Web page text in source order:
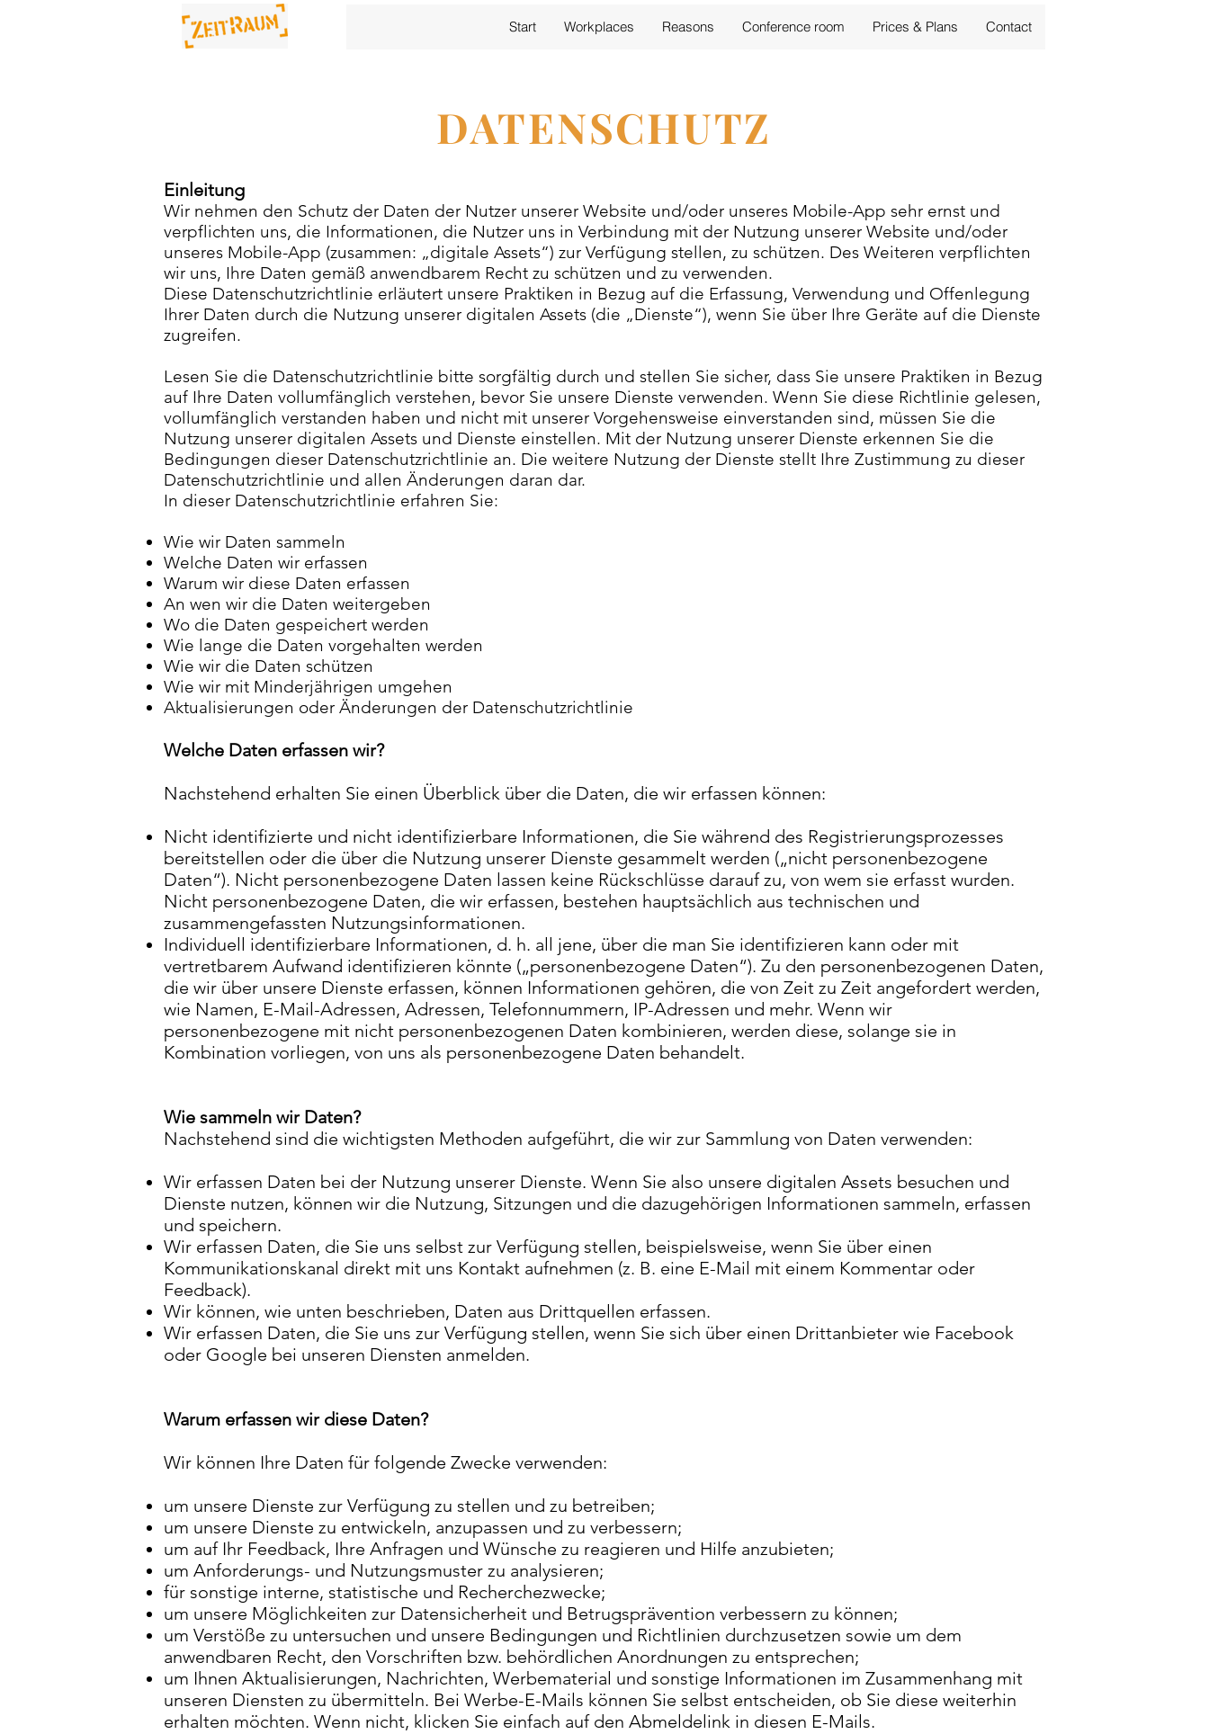
Start Workplaces Reasons Conference room Prices & Plans Contact
DATENSCHUTZ
Einleitung
Wir nehmen den Schutz der Daten der Nutzer unserer Website und/oder unseres Mobile-App sehr ernst und
verpflichten uns, die Informationen, die Nutzer uns in Verbindung mit der Nutzung unserer Website und/oder
unseres Mobile-App (zusammen: „digitale Assets“) zur Verfügung stellen, zu schützen. Des Weiteren verpflichten
wir uns, Ihre Daten gemäß anwendbarem Recht zu schützen und zu verwenden.
Diese Datenschutzrichtlinie erläutert unsere Praktiken in Bezug auf die Erfassung, Verwendung und Offenlegung
Ihrer Daten durch die Nutzung unserer digitalen Assets (die „Dienste“), wenn Sie über Ihre Geräte auf die Dienste
zugreifen.
Lesen Sie die Datenschutzrichtlinie bitte sorgfältig durch und stellen Sie sicher, dass Sie unsere Praktiken in Bezug
auf Ihre Daten vollumfänglich verstehen, bevor Sie unsere Dienste verwenden. Wenn Sie diese Richtlinie gelesen,
vollumfänglich verstanden haben und nicht mit unserer Vorgehensweise einverstanden sind, müssen Sie die
Nutzung unserer digitalen Assets und Dienste einstellen. Mit der Nutzung unserer Dienste erkennen Sie die
Bedingungen dieser Datenschutzrichtlinie an. Die weitere Nutzung der Dienste stellt Ihre Zustimmung zu dieser
Datenschutzrichtlinie und allen Änderungen daran dar.
In dieser Datenschutzrichtlinie erfahren Sie:
Wie wir Daten sammeln
Welche Daten wir erfassen
Warum wir diese Daten erfassen
An wen wir die Daten weitergeben
Wo die Daten gespeichert werden
Wie lange die Daten vorgehalten werden
Wie wir die Daten schützen
Wie wir mit Minderjährigen umgehen
Aktualisierungen oder Änderungen der Datenschutzrichtlinie
Welche Daten erfassen wir?
Nachstehend erhalten Sie einen Überblick über die Daten, die wir erfassen können:
Nicht identifizierte und nicht identifizierbare Informationen, die Sie während des Registrierungsprozesses
bereitstellen oder die über die Nutzung unserer Dienste gesammelt werden („nicht personenbezogene
Daten“). Nicht personenbezogene Daten lassen keine Rückschlüsse darauf zu, von wem sie erfasst wurden.
Nicht personenbezogene Daten, die wir erfassen, bestehen hauptsächlich aus technischen und
zusammengefassten Nutzungsinformationen.
Individuell identifizierbare Informationen, d. h. all jene, über die man Sie identifizieren kann oder mit
vertretbarem Aufwand identifizieren könnte („personenbezogene Daten“). Zu den personenbezogenen Daten,
die wir über unsere Dienste erfassen, können Informationen gehören, die von Zeit zu Zeit angefordert werden,
wie Namen, E-Mail-Adressen, Adressen, Telefonnummern, IP-Adressen und mehr. Wenn wir
personenbezogene mit nicht personenbezogenen Daten kombinieren, werden diese, solange sie in
Kombination vorliegen, von uns als personenbezogene Daten behandelt.
Wie sammeln wir Daten?
Nachstehend sind die wichtigsten Methoden aufgeführt, die wir zur Sammlung von Daten verwenden:
Wir erfassen Daten bei der Nutzung unserer Dienste. Wenn Sie also unsere digitalen Assets besuchen und
Dienste nutzen, können wir die Nutzung, Sitzungen und die dazugehörigen Informationen sammeln, erfassen
und speichern.
Wir erfassen Daten, die Sie uns selbst zur Verfügung stellen, beispielsweise, wenn Sie über einen
Kommunikationskanal direkt mit uns Kontakt aufnehmen (z. B. eine E-Mail mit einem Kommentar oder
Feedback).
Wir können, wie unten beschrieben, Daten aus Drittquellen erfassen.
Wir erfassen Daten, die Sie uns zur Verfügung stellen, wenn Sie sich über einen Drittanbieter wie Facebook
oder Google bei unseren Diensten anmelden.
Warum erfassen wir diese Daten?
Wir können Ihre Daten für folgende Zwecke verwenden:
um unsere Dienste zur Verfügung zu stellen und zu betreiben;
um unsere Dienste zu entwickeln, anzupassen und zu verbessern;
um auf Ihr Feedback, Ihre Anfragen und Wünsche zu reagieren und Hilfe anzubieten;
um Anforderungs- und Nutzungsmuster zu analysieren;
für sonstige interne, statistische und Recherchezwecke;
um unsere Möglichkeiten zur Datensicherheit und Betrugsprävention verbessern zu können;
um Verstöße zu untersuchen und unsere Bedingungen und Richtlinien durchzusetzen sowie um dem
anwendbaren Recht, den Vorschriften bzw. behördlichen Anordnungen zu entsprechen;
um Ihnen Aktualisierungen, Nachrichten, Werbematerial und sonstige Informationen im Zusammenhang mit
unseren Diensten zu übermitteln. Bei Werbe-E-Mails können Sie selbst entscheiden, ob Sie diese weiterhin
erhalten möchten. Wenn nicht, klicken Sie einfach auf den Abmeldelink in diesen E-Mails.